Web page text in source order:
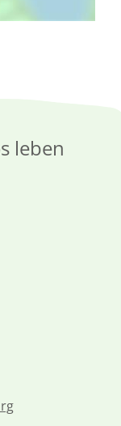
leben